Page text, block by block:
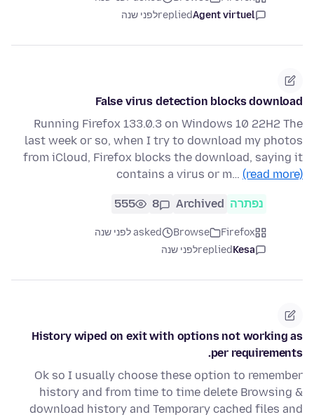
Agent virtuel
repliedלפני שנה
False virus detection blocks download
Running Firefox 133.0.3 on Windows 10 22H2 The
last week or so, when I try to download my photos
from iCloud, Firefox blocks the download, saying it
contains a virus or m… (read more)
נפתרה Archived
8
555
Firefox
Browse
asked לפני שנה
Kesa
repliedלפני שנה
History wiped on exit with options not working as
per requirements.
Ok so I usually choose these option to remember
history and from time to time delete Browsing &
download history and Temporary cached files and